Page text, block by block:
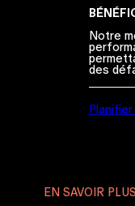
Notre
des
Planifier
EN SAVOIR PLUS